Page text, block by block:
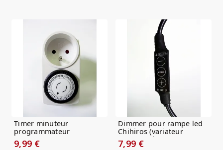
Timer minuteur
programmateur
journalier
9,99 €
Dimmer pour rampe led
Chihiros (variateur
d'intensité)
7,99 €